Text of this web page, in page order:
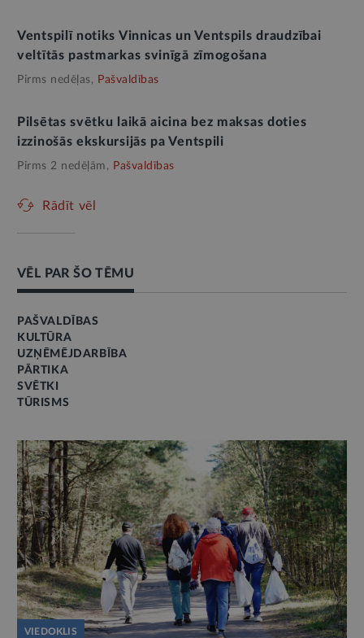
Ventspilī notiks Vinnicas un Ventspils draudzībai
veltītās pastmarkas svinīgā zīmogošana
Pirms nedēļas, Pašvaldības
Pilsētas svētku laikā aicina bez maksas doties
izzinošās ekskursijās pa Ventspili
Pirms 2 nedēļām, Pašvaldības
Rādīt vēl
VĒL PAR ŠO TĒMU
PAŠVALDĪBAS
KULTŪRA
UZŅĒMĒJDARBĪBA
PĀRTIKA
SVĒTKI
TŪRISMS
VIEDOKLIS